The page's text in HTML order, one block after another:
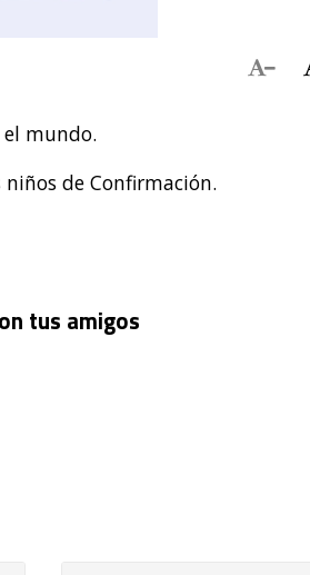
mundo.
de Confirmación.
tus amigos